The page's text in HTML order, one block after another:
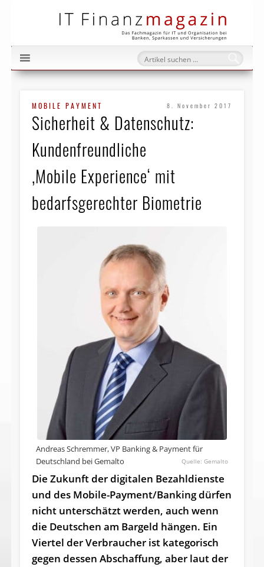
MOBILE PAYMENT 8. November 2017
Sicherheit & Datenschutz:
Kundenfreundliche
‚Mobile Experience‘ mit
bedarfsgerechter Biometrie
Andreas Schremmer, VP Banking & Payment für
Deutschland bei Gemalto
Gemalto
Die Zukunft der digitalen Be­zahl­dienste
und des Mobile-Payment/­Banking dürfen
nicht unterschätzt werden, auch wenn
die Deutschen am Bargeld hängen. Ein
Viertel der Verbraucher ist kategorisch
gegen dessen Abschaffung, aber laut der